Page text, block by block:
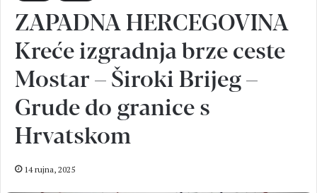
ZAPADNA HERCEGOVINA
Kreće izgradnja brze ceste
Mostar – Široki Brijeg –
Grude do granice s
Hrvatskom
14 rujna, 2025